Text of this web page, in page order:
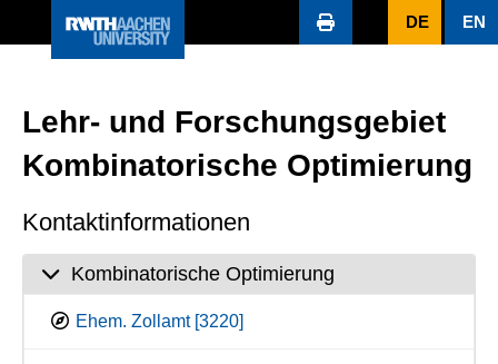
DE EN
Lehr- und Forschungsgebiet
Kombinatorische Optimierung
Kontaktinformationen
Kombinatorische Optimierung
Ehem. Zollamt [3220]